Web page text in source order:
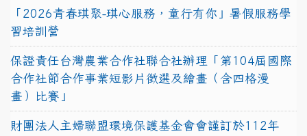
「2026青春琪聚-琪心服務，童行有你」暑假服務學
習培訓營
保證責任台灣農業合作社聯合社辦理「第104屆國際
合作社節合作事業短影片徵選及繪畫（含四格漫
畫）比賽」
財團法人主婦聯盟環境保護基金會會謹訂於112年